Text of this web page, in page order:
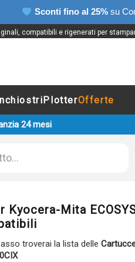
Sconti fino al 25% su
compatibili e rigenerati per
PlotterOfferte
24 mesi
Kyocera-Mita
troverai la lista delle